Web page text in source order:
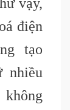
vậy,
điện
tạo
nhiều